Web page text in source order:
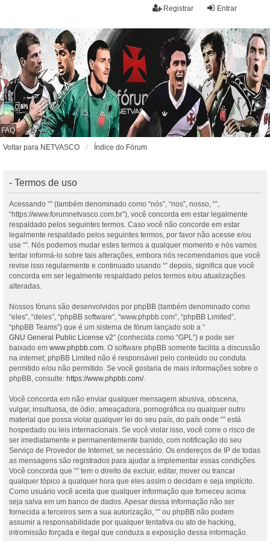
Entrar
Registrar
FAQ
Voltar para NETVASCO
Índice do Fórum
- Termos de uso
Acessando “” (também denominado como “nós”, “nos”, nosso, “”,
“https://www.forumnetvasco.com.br”), você concorda em estar legalmente
respaldado pelos seguintes termos. Caso você não concorde em estar
legalmente respaldado pelos seguintes termos, por favor não acesse e/ou
use “”. Nós podemos mudar estes termos a qualquer momento e nós vamos
tentar informá-lo sobre tais alterações, embora nós recomendamos que você
revise isso regularmente e continuado usando “” depois, significa que você
concorda em ser legalmente respaldado pelos termos e/ou atualizações
alteradas.
Nossos fóruns são desenvolvidos por phpBB (também denominado como
“eles”, “deles”, “phpBB software”, “www.phpbb.com”, “phpBB Limited”,
“phpBB Teams”) que é um sistema de fórum lançado sob a “
GNU General Public License v2” (conhecida como “GPL”) e pode ser
baixado em www.phpbb.com. O software phpBB somente facilita a discussão
na internet; phpBB Limited não é responsável pelo conteúdo ou conduta
permitido e/ou não permitido. Se você gostaria de mais informações sobre o
phpBB, consulte: https://www.phpbb.com/.
Você concorda em não enviar qualquer mensagem abusiva, obscena,
vulgar, insultuosa, de ódio, ameaçadora, pornográfica ou qualquer outro
material que possa violar qualquer lei do seu país, do país onde “” está
hospedado ou leis internacionais. Se você violar isso, você corre o risco de
ser imediatamente e permanentemente banido, com notificação do seu
Serviço de Provedor de Internet, se necessário. Os endereços de IP de todas
as mensagens são registrados para ajudar a implementar essas condições.
Você concorda que “” tem o direito de excluir, editar, mover ou trancar
qualquer tópico a qualquer hora que eles assim o decidam e seja implícito.
Como usuário você aceita que qualquer informação que forneceu acima
seja salva em um banco de dados. Apesar dessa informação não ser
fornecida a terceiros sem a sua autorização, “” ou phpBB não podem
assumir a responsabilidade por qualquer tentativa ou ato de hacking,
intromissão forçada e ilegal que conduza a exposição dessa informação.